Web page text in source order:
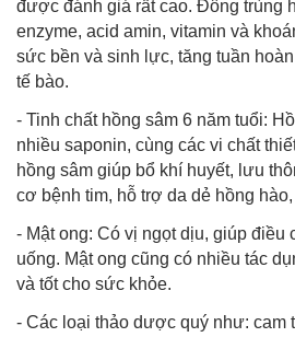
được đánh giá rất cao. Đông trùng
enzyme, acid amin, vitamin và
sức bền và sinh lực, tăng tuần
tế bào.
- Tinh chất hồng sâm 6 năm tuổi:
nhiều saponin, cùng các vi chất
hồng sâm giúp bổ khí huyết, lưu
cơ bệnh tim, hỗ trợ da dẻ hồng
- Mật ong: Có vị ngọt dịu, giúp
uống. Mật ong cũng có nhiều tác
và tốt cho sức khỏe.
- Các loại thảo dược quý như: cam